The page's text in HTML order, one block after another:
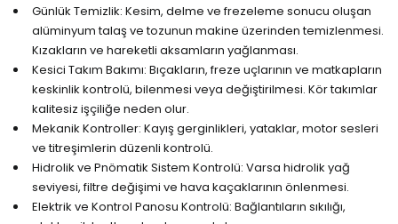
Günlük Temizlik: Kesim, delme ve frezeleme sonucu oluşan
alüminyum talaş ve tozunun makine üzerinden temizlenmesi.
Kızakların ve hareketli aksamların yağlanması.
Kesici Takım Bakımı: Bıçakların, freze uçlarının ve matkapların
keskinlik kontrolü, bilenmesi veya değiştirilmesi. Kör takımlar
kalitesiz işçiliğe neden olur.
Mekanik Kontroller: Kayış gerginlikleri, yataklar, motor sesleri
ve titreşimlerin düzenli kontrolü.
Hidrolik ve Pnömatik Sistem Kontrolü: Varsa hidrolik yağ
seviyesi, filtre değişimi ve hava kaçaklarının önlenmesi.
Elektrik ve Kontrol Panosu Kontrolü: Bağlantıların sıkılığı,